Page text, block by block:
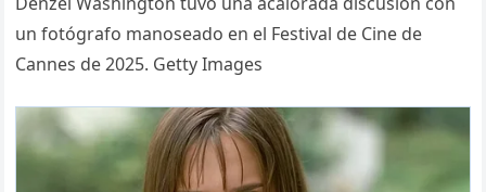
un fotógrafo manoseado en el Festival de Cine de
Cannes de 2025. Getty Images